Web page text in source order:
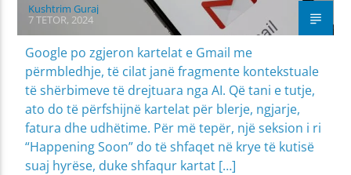
Kushtrim Guraj
7 TETOR, 2024
Google po zgjeron kartelat e Gmail me
përmbledhje, të cilat janë fragmente kontekstuale
të shërbimeve të drejtuara nga AI. Që tani e tutje,
ato do të përfshijnë kartelat për blerje, ngjarje,
fatura dhe udhëtime. Për më tepër, një seksion i ri
“Happening Soon” do të shfaqet në krye të kutisë
suaj hyrëse, duke shfaqur kartat […]